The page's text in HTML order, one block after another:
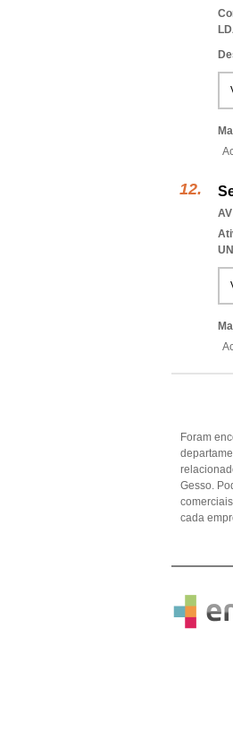
Foram
Gesso.
cada